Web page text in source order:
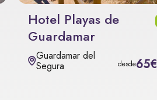
Hotel Playas de
Guardamar
Guardamar del
Segura desde65€